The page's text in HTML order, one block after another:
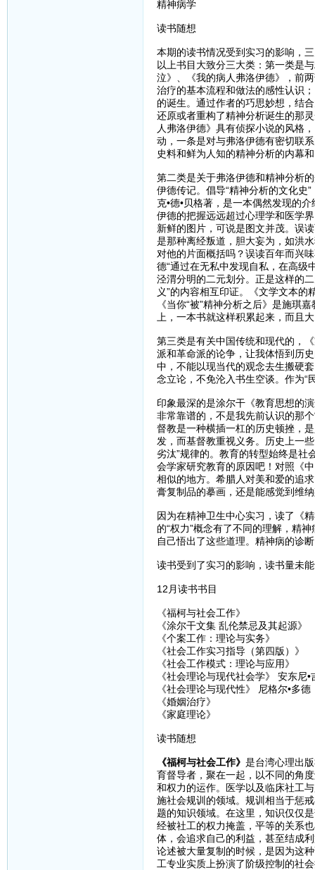
精神病学
读书随想
本期的读书情况受到实习的影响，
以上书目大致分三大类：第一类是
泣》、《我的病人弗洛伊德》，前
治疗的基本流程和做法的感性认识
的诞生。通过作者的巧思妙想，结
还原或者重构了精神分析诞生的那
人弗洛伊德》具有侦探小说的风格
动，一条是对与弗洛伊德有密切联
史料和鲜为人知的精神分析的内幕
第二类是关于弗洛伊德和精神分析
伊德传记。倡导“精神分析的文化史
克•德•贝格著，是一本偶然发现的
伊德的把握远远超过心理学和医学
新鲜的图片，可说是图文并茂。误
是那种离经叛道，胆大妄为，如洪
对他的片面概括吗？误读百年而兴
德“通过在无私中发现自私，在高级
泾渭分明的二元划分。正是这样的
义”的内容相互印证。《文学文本
《当你“被”精神分析之后》是施琪
上，一本书就这样积累起来，而且
第三类是有关中国传统和现代的，
派和革命派的论争，让我体悟到历
中，不能以现当代的观念去生搬硬
念立论，不免沦入书生空谈。作为“
印象最深的是涂尔干《教育思想的
非常靠谱的，不是我先前认识的那
督教是一种横插一杠的历史顿挫，
发，而基督教重视义务。历史上一
劣汰”规律的。教育的转型始终是社
会学家研究教育的原因吧！对照《
相似的地方。希腊人对美和爱的追
膏复制品的摹画，还是能感觉到维
因为在精神卫生中心实习，读了《
的“权力”概念有了不同的理解，精
自己悟出了这些道理。精神病的诊
读书受到了实习的影响，读书量未
12月读书书目
《福柯与社会工作》
《涂尔干文集 乱伦禁忌及其起源》
《个案工作：理论与实务》
《社会工作实习指导（第四版）》
《社会工作模式：理论与应用》
《社会理论与现代社会学》 安东尼•
《社会理论与现代性》 尼格尔•多德
《婚姻治疗》
《家庭理论》
读书随想
《福柯与社会工作》 是台湾心理出
育督导者，聚在一起，以不同的角
和权力的运作。医学以及临床社工
施社会规训的领域。规训相当于惩
题的知识领域。在这里，知识仅仅
经被社工的权力掩盖，平等的关系
体，会追求自己的利益，甚至结成
论述被大量复制的时候，是因为这
工专业实质上扮演了阶级控制的社